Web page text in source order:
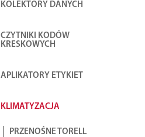
KOLEKTORY DANYCH
CZYTNIKI KODÓW
KRESKOWYCH
APLIKATORY ETYKIET
KLIMATYZACJA
PRZENOŚNE TORELL